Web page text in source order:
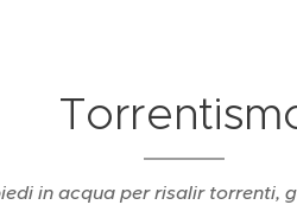
in acqua per risalir torrenti,